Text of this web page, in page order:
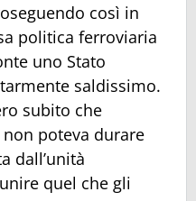
così in
politica ferroviaria
uno Stato
saldissimo.
subito che
non poteva durare
dall’unità
quel che gli